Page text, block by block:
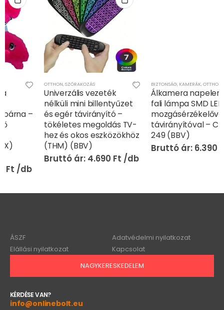
OTTHON,SZÓRAKOZÁS
Univerzális vezeték
nélküli mini billentyűzet
és egér távirányító –
tökéletes megoldás TV-
hez és okos eszközökhöz
(THM) (BBV)
4.690Ft
BIZTONSÁG, KAMERÁK,OTTHON
Álkamera napelemes
fali lámpa SMD LED
mozgásérzékelővel és
távirányítóval – CH23-
249 (BBV)
6.390Ft
Elállási nyilatkozat
Kapcsolat
NAGYKERESKEDELEM
info@onlinebolt.eu